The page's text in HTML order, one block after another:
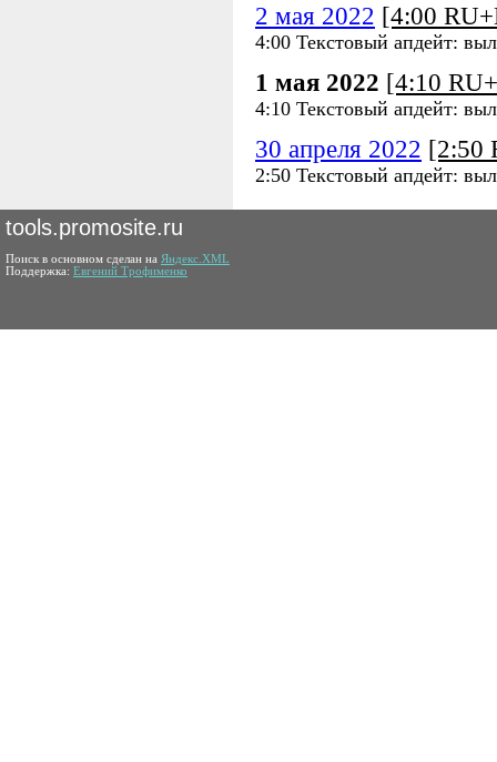
2 мая 2022 [4:00
4:00 Текстовый апдейт:
1 мая 2022 [4:10
4:10 Текстовый апдейт:
30 апреля 2022 [2:50
2:50 Текстовый апдейт:
tools.promosite.ru
Поиск в основном сделан на Яндекс.XML
Поддержка: Евгений Трофименко